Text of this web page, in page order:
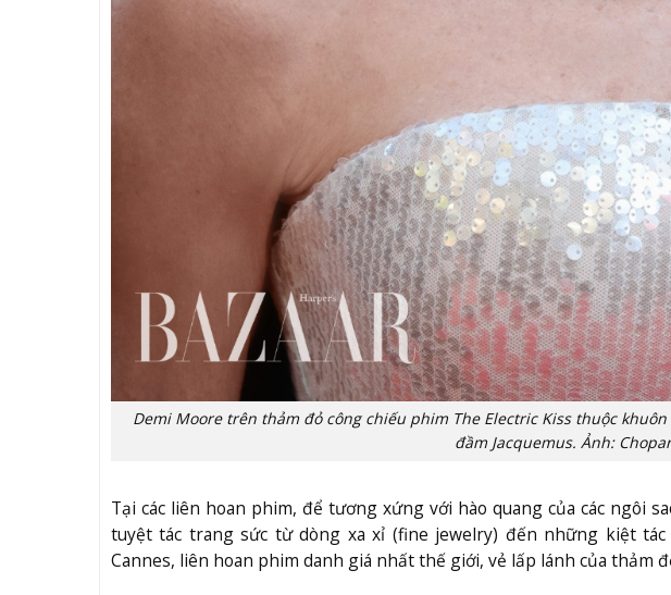
Demi Moore trên thảm đỏ công chiếu phim The Electric Kiss thuộc khuôn
đầm Jacquemus. Ảnh:
Tại các liên hoan phim, để tương xứng với hào quang của các ngôi
tuyệt tác trang sức từ dòng xa xỉ (fine jewelry) đến những kiệt
Cannes, liên hoan phim danh giá nhất thế giới, vẻ lấp lánh của thảm